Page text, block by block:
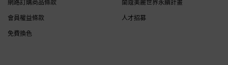
網路訂購商品條款
會員權益條款
免費換色
蘭蔻美麗世界永續計畫
人才招募